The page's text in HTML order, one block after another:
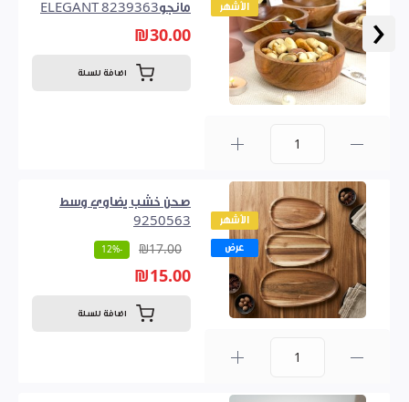
‹
الأشهر
مانجو8239363 ELEGANT
₪30.00
اضافة للسلة
الأشهر
عرض
صحن خشب يضاوي وسط
9250563
₪17.00
-12%
₪15.00
اضافة للسلة